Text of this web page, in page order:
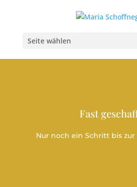
Seite wählen
Fast
Nur noch ein Schritt bis